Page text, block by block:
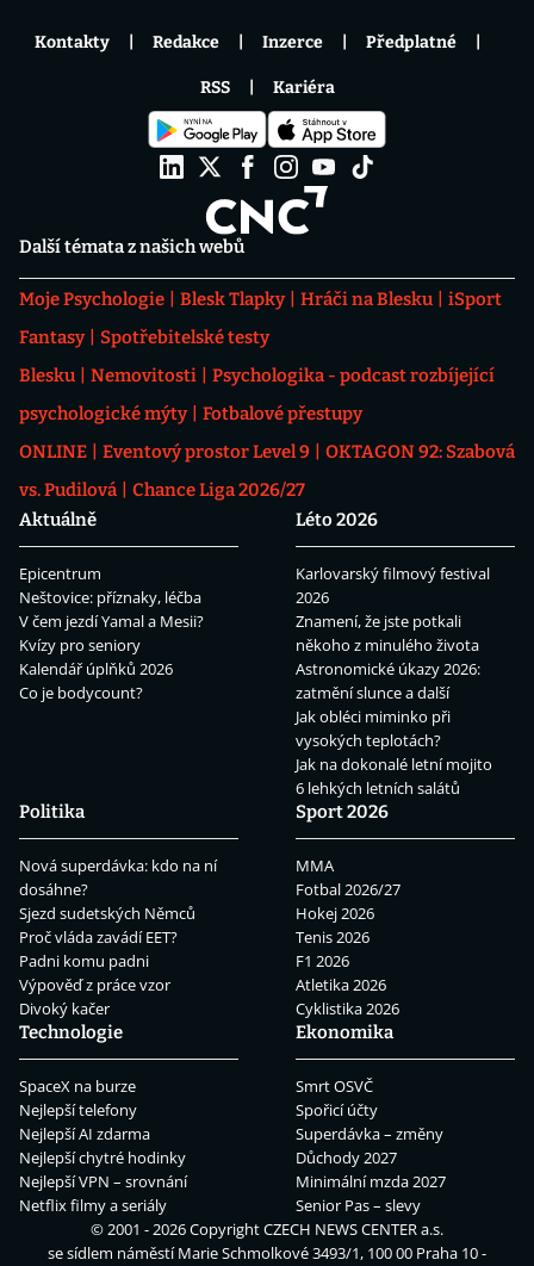
Další témata z našich webů
Moje Psychologie Blesk Tlapky Hráči na Blesku
iSport
Fantasy
Spotřebitelské testy
Blesku
Nemovitosti
Psychologika - podcast rozbíjející
psychologické mýty
Fotbalové přestupy
ONLINE
Eventový prostor Level 9
OKTAGON 92: Szabová
vs. Pudilová
Chance Liga 2026/27
Aktuálně
Epicentrum
Neštovice: příznaky, léčba
V čem jezdí Yamal a Mesii?
Kvízy pro seniory
Kalendář úplňků 2026
Co je bodycount?
Léto 2026
Karlovarský filmový festival
2026
Znamení, že jste potkali
někoho z minulého života
Astronomické úkazy 2026:
zatmění slunce a další
Jak obléci miminko při
vysokých teplotách?
Jak na dokonalé letní mojito
6 lehkých letních salátů
Politika
Nová superdávka: kdo na ní
dosáhne?
Sjezd sudetských Němců
Proč vláda zavádí EET?
Padni komu padni
Výpověď z práce vzor
Divoký kačer
Sport 2026
MMA
Fotbal 2026/27
Hokej 2026
Tenis 2026
F1 2026
Atletika 2026
Cyklistika 2026
Technologie
SpaceX na burze
Nejlepší telefony
Nejlepší AI zdarma
Nejlepší chytré hodinky
Nejlepší VPN – srovnání
Netflix filmy a seriály
Ekonomika
Smrt OSVČ
Spořicí účty
Superdávka – změny
Důchody 2027
Minimální mzda 2027
Senior Pas – slevy
Kontakty Redakce Inzerce Předplatné
RSS Kariéra
© 2001 - 2026 CopyrightCZECH NEWS CENTER a.s.
se sídlem náměstí Marie Schmolkové 3493/1, 100 00 Praha 10 -